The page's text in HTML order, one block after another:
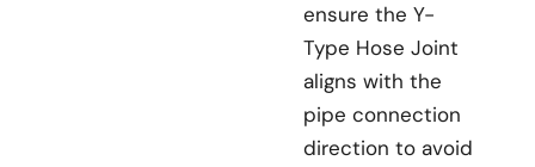
ensure the Y-
Type Hose Joint
aligns with the
pipe connection
direction to avoid